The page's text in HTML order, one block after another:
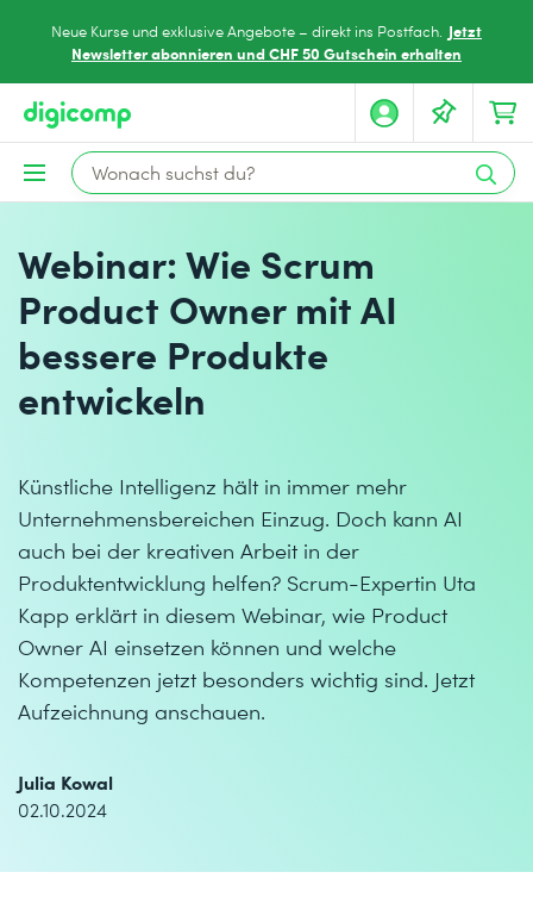
Neue Kurse und exklusive Angebote – direkt ins Postfach. Jetzt
Newsletter abonnieren und CHF 50 Gutschein erhalten
Webinar: Wie Scrum
Product Owner mit AI
bessere Produkte
entwickeln
Künstliche Intelligenz hält in immer mehr
Unternehmensbereichen Einzug. Doch kann AI
auch bei der kreativen Arbeit in der
Produktentwicklung helfen? Scrum-Expertin Uta
Kapp erklärt in diesem Webinar, wie Product
Owner AI einsetzen können und welche
Kompetenzen jetzt besonders wichtig sind. Jetzt
Aufzeichnung anschauen.
Julia Kowal
02.10.2024